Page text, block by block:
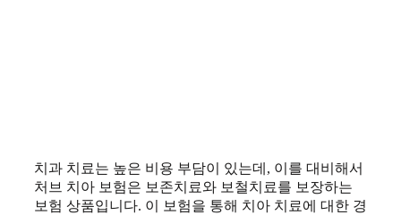
치과 치료는 높은 비용 부담이 있는데, 이를 대비해서
처브 치아 보험은 보존치료와 보철치료를 보장하는
보험 상품입니다. 이 보험을 통해 치아 치료에 대한 경